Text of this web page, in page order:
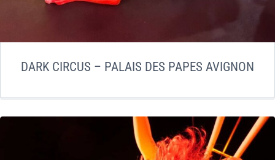
DARK CIRCUS – PALAIS DES PAPES AVIGNON